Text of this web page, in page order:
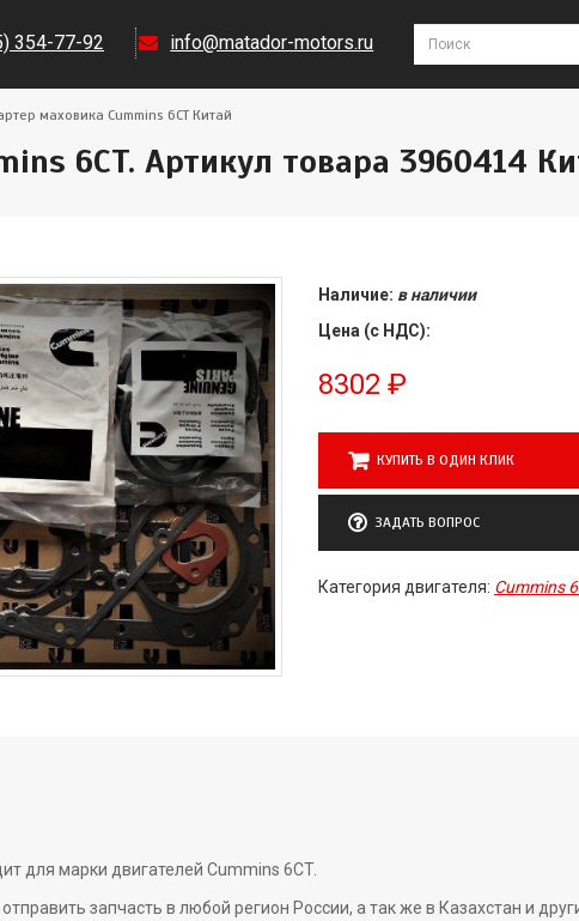
354-77-92 info@matador-motors.ru
маховика Cummins 6CT Китай
6CT. Артикул товара 3960414
Наличие: в наличии
Цена (с НДС):
8302 ₽
КУПИТЬ В ОДИН КЛИК
ЗАДАТЬ ВОПРОС
Категория двигателя: Cummins
для марки двигателей Cummins 6CT.
запчасть в любой регион России, а так же в Казахстан и